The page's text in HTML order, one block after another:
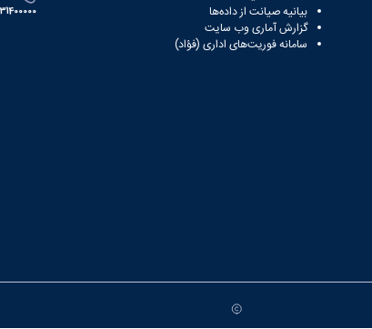
بیانیه صیانت از داده‌ها
گزارش آماری وب‌ سایت
سامانه فوریت‌های اداری (فؤاد)
31400000 - 081